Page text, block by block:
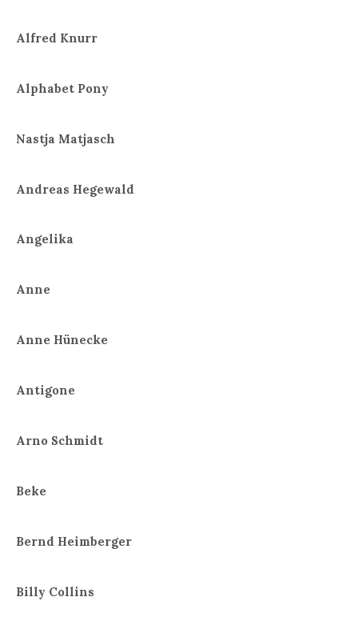
Alfred Knurr
Alphabet Pony
Nastja Matjasch
Andreas Hegewald
Angelika
Anne
Anne Hünecke
Antigone
Arno Schmidt
Beke
Bernd Heimberger
Billy Collins